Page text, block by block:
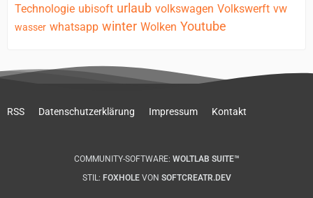
Technologie ubisoft urlaub volkswagen Volkswerft vw
wasser whatsapp winter Wolken Youtube
RSS Datenschutzerklärung Impressum Kontakt
COMMUNITY-SOFTWARE: WOLTLAB SUITE™
STIL: FOXHOLEVON SOFTCREATR.DEV